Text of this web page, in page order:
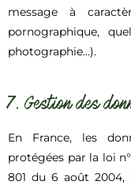
message à
pornographique,
photographie…).
7. Gestion des
En France, les
protégées par la loi
801 du 6 août 2004,